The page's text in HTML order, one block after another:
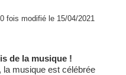
fois modifié le 15/04/2021
de la musique !
, la musique est célébrée